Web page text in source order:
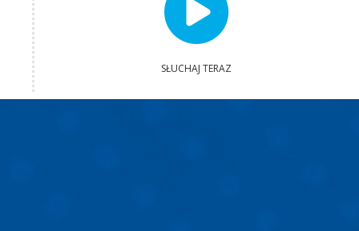
SŁUCHAJ TERAZ